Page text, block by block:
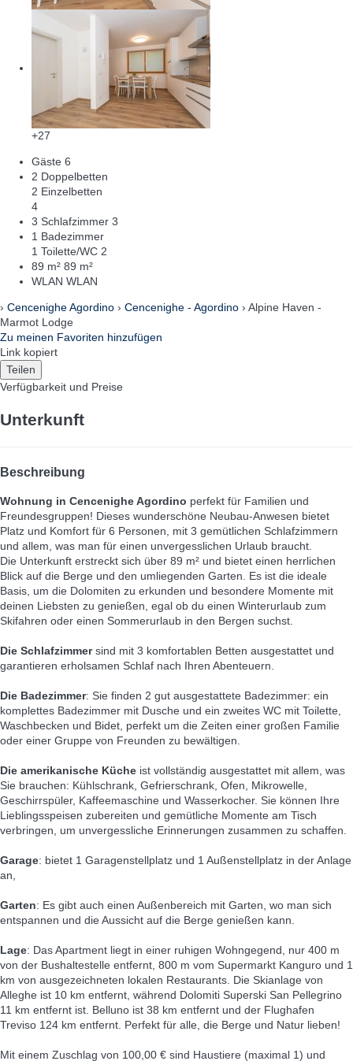
+27
Gäste 6
2 Doppelbetten
2 Einzelbetten
4
3 Schlafzimmer 3
1 Badezimmer
1 Toilette/WC 2
89 m² 89 m²
WLAN WLAN
› Cencenighe Agordino › Cencenighe - Agordino › Alpine Haven -
Marmot Lodge
Zu meinen Favoriten hinzufügen
Link kopiert
Teilen
Verfügbarkeit und Preise
Unterkunft
Beschreibung
Wohnung in Cencenighe Agordino perfekt für Familien und
Freundesgruppen! Dieses wunderschöne Neubau-Anwesen bietet
Platz und Komfort für 6 Personen, mit 3 gemütlichen Schlafzimmern
und allem, was man für einen unvergesslichen Urlaub braucht.
Die Unterkunft erstreckt sich über 89 m² und bietet einen herrlichen
Blick auf die Berge und den umliegenden Garten. Es ist die ideale
Basis, um die Dolomiten zu erkunden und besondere Momente mit
deinen Liebsten zu genießen, egal ob du einen Winterurlaub zum
Skifahren oder einen Sommerurlaub in den Bergen suchst.
Die Schlafzimmersind mit 3 komfortablen Betten ausgestattet und
garantieren erholsamen Schlaf nach Ihren Abenteuern.
Die Badezimmer: Sie finden 2 gut ausgestattete Badezimmer: ein
komplettes Badezimmer mit Dusche und ein zweites WC mit Toilette,
Waschbecken und Bidet, perfekt um die Zeiten einer großen Familie
oder einer Gruppe von Freunden zu bewältigen.
Die amerikanische Küche ist vollständig ausgestattet mit allem, was
Sie brauchen: Kühlschrank, Gefrierschrank, Ofen, Mikrowelle,
Geschirrspüler, Kaffeemaschine und Wasserkocher. Sie können Ihre
Lieblingsspeisen zubereiten und gemütliche Momente am Tisch
verbringen, um unvergessliche Erinnerungen zusammen zu schaffen.
Garage: bietet 1 Garagenstellplatz und 1 Außenstellplatz in der Anlage
an,
Garten: Es gibt auch einen Außenbereich mit Garten, wo man sich
entspannen und die Aussicht auf die Berge genießen kann.
Lage: Das Apartment liegt in einer ruhigen Wohngegend, nur 400 m
von der Bushaltestelle entfernt, 800 m vom Supermarkt Kanguro und 1
km von ausgezeichneten lokalen Restaurants. Die Skianlage von
Alleghe ist 10 km entfernt, während Dolomiti Superski San Pellegrino
11 km entfernt ist. Belluno ist 38 km entfernt und der Flughafen
Treviso 124 km entfernt. Perfekt für alle, die Berge und Natur lieben!
Mit einem Zuschlag von 100,00 € sind Haustiere (maximal 1) und